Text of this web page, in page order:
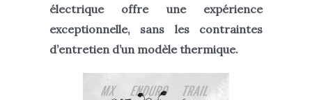
électrique offre une expérience
exceptionnelle, sans les contraintes
d’entretien d’un modèle thermique.